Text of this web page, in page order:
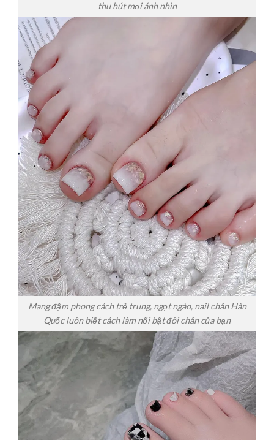
thu hút mọi ánh nhìn
Mang đậm phong cách trẻ trung, ngọt ngào, nail chân Hàn
Quốc luôn biết cách làm nổi bật đôi chân của bạn